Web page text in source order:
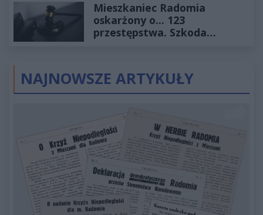
Mieszkaniec Radomia
oskarżony o... 123
przestępstwa. Szkoda
NAJNOWSZE ARTYKUŁY